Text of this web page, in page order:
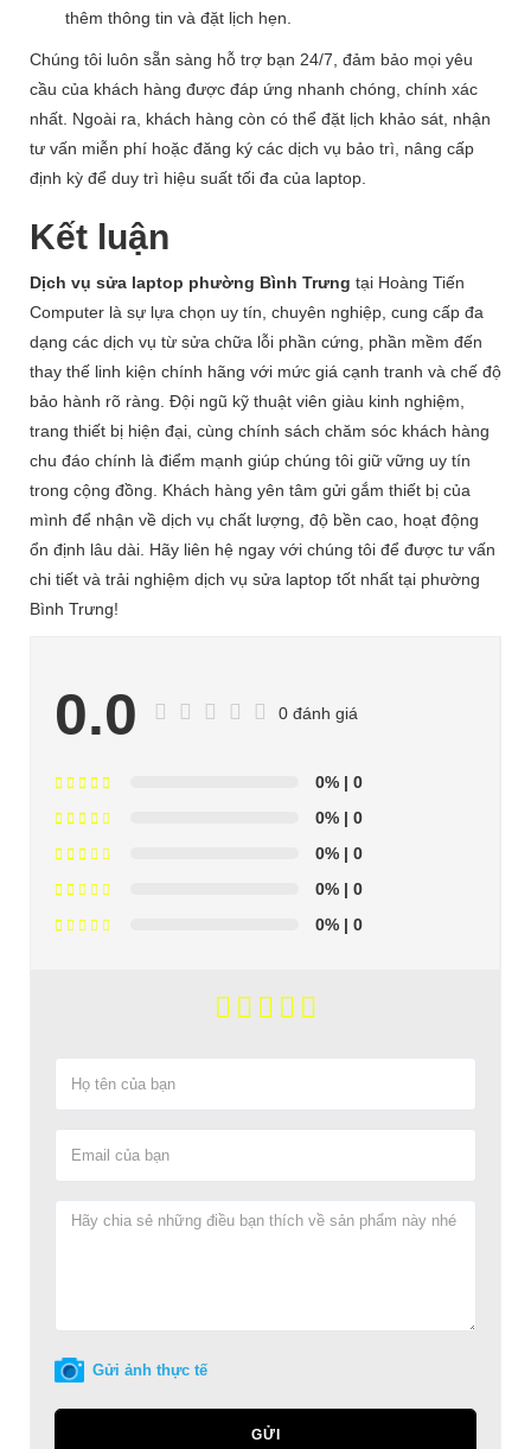
thêm thông tin và đặt lịch hẹn.
Chúng tôi luôn sẵn sàng hỗ trợ bạn 24/7, đảm bảo mọi yêu
cầu của khách hàng được đáp ứng nhanh chóng, chính xác
nhất. Ngoài ra, khách hàng còn có thể đặt lịch khảo sát, nhận
tư vấn miễn phí hoặc đăng ký các dịch vụ bảo trì, nâng cấp
định kỳ để duy trì hiệu suất tối đa của laptop.
Kết luận
Dịch vụ sửa laptop phường Bình Trưng tại Hoàng Tiến
Computer là sự lựa chọn uy tín, chuyên nghiệp, cung cấp đa
dạng các dịch vụ từ sửa chữa lỗi phần cứng, phần mềm đến
thay thế linh kiện chính hãng với mức giá cạnh tranh và chế độ
bảo hành rõ ràng. Đội ngũ kỹ thuật viên giàu kinh nghiệm,
trang thiết bị hiện đại, cùng chính sách chăm sóc khách hàng
chu đáo chính là điểm mạnh giúp chúng tôi giữ vững uy tín
trong cộng đồng. Khách hàng yên tâm gửi gắm thiết bị của
mình để nhận về dịch vụ chất lượng, độ bền cao, hoạt động
ổn định lâu dài. Hãy liên hệ ngay với chúng tôi để được tư vấn
chi tiết và trải nghiệm dịch vụ sửa laptop tốt nhất tại phường
Bình Trưng!
0.0 0 đánh giá
0% | 0
0% | 0
0% | 0
0% | 0
0% | 0
Gửi ảnh thực tế
GỬI